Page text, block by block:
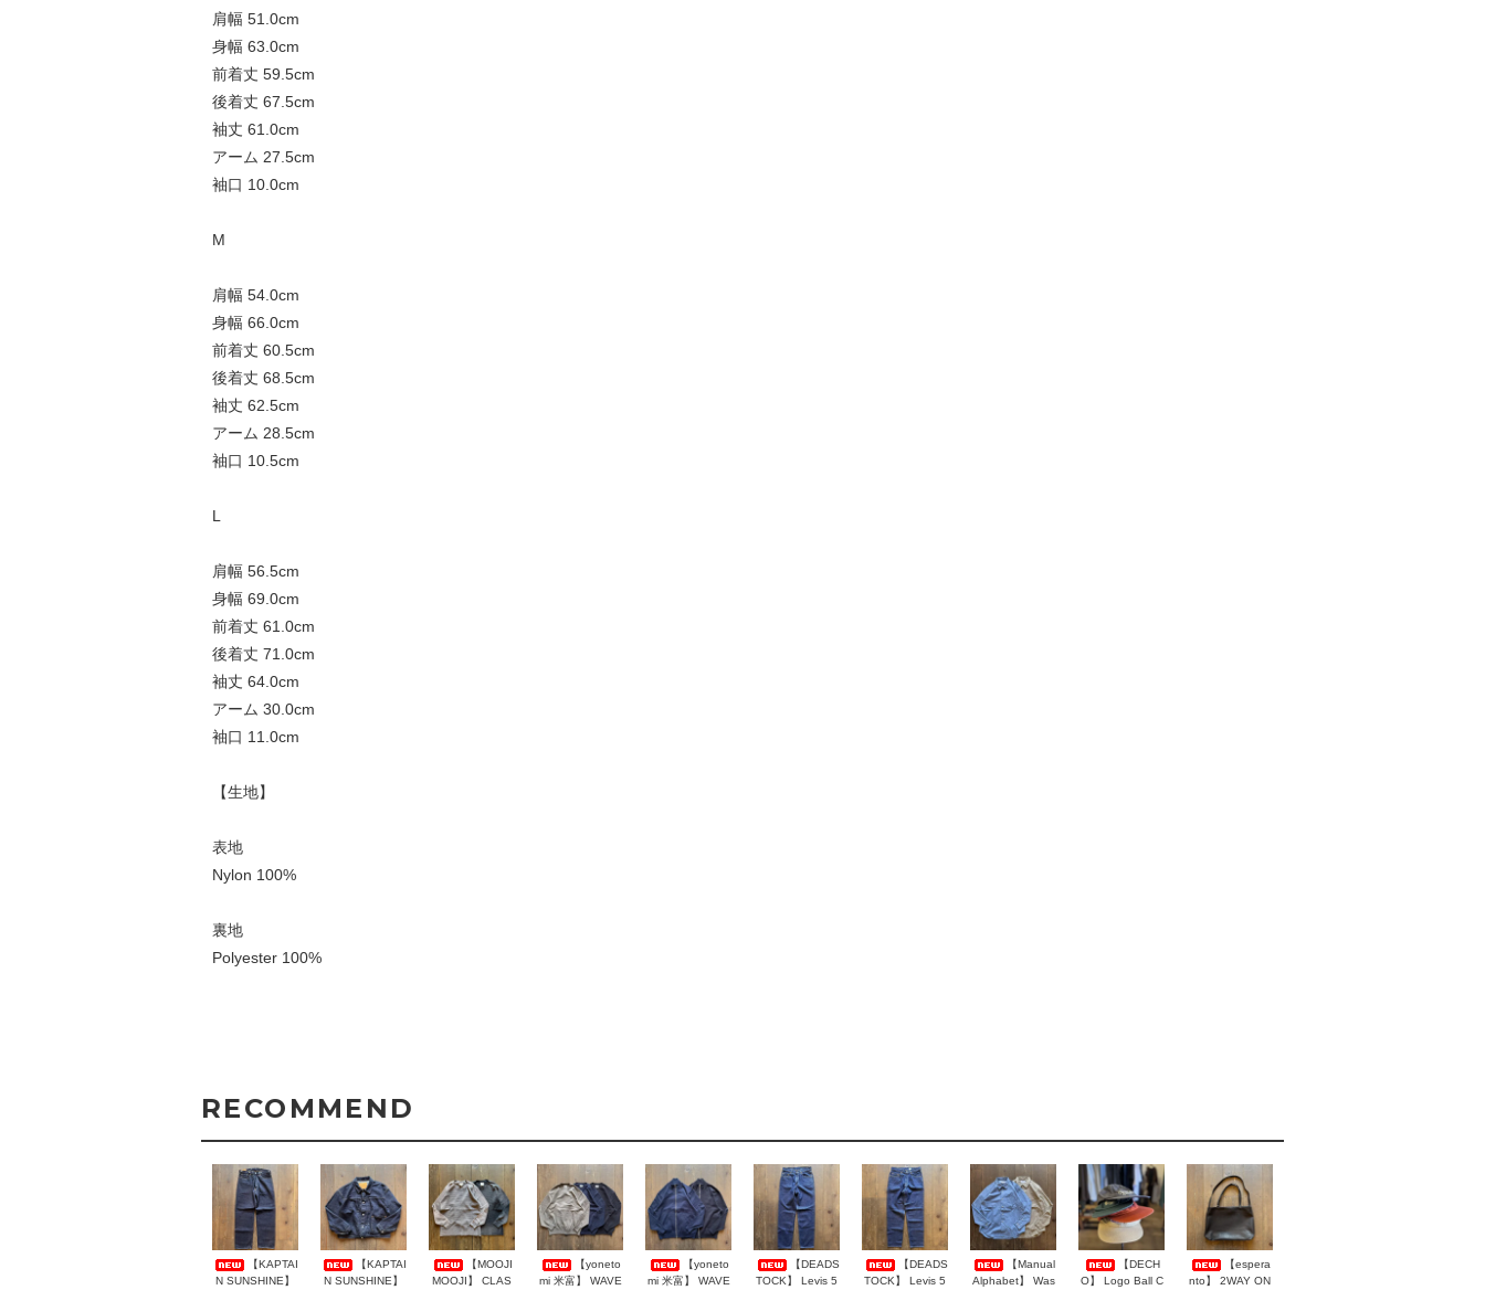
肩幅 51.0cm
身幅 63.0cm
前着丈 59.5cm
後着丈 67.5cm
袖丈 61.0cm
アーム 27.5cm
袖口 10.0cm
M
肩幅 54.0cm
身幅 66.0cm
前着丈 60.5cm
後着丈 68.5cm
袖丈 62.5cm
アーム 28.5cm
袖口 10.5cm
L
肩幅 56.5cm
身幅 69.0cm
前着丈 61.0cm
後着丈 71.0cm
袖丈 64.0cm
アーム 30.0cm
袖口 11.0cm
【生地】
表地
Nylon 100%
裏地
Polyester 100%
RECOMMEND
【KAPTAI
N SUNSHINE】
【KAPTAI
N SUNSHINE】
【MOOJI
MOOJI】 CLAS
【yoneto
mi 米富】 WAVE
【yoneto
mi 米富】 WAVE
【DEADS
TOCK】 Levis 5
【DEADS
TOCK】 Levis 5
【Manual
Alphabet】 Was
【DECH
O】 Logo Ball C
【espera
nto】 2WAY ON